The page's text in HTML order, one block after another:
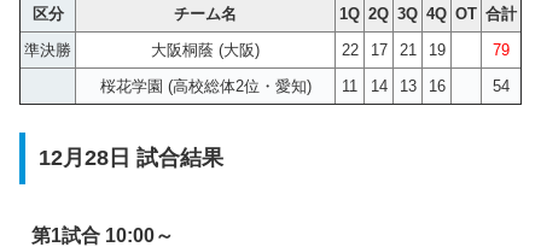
区分 チーム名 1Q 2Q 3Q 4Q OT 合計
準決勝
大阪桐蔭 (大阪) 22 17 21 19
79
桜花学園 (高校総体2位・愛知)
11 14 13 16 54
12月28日 試合結果
第1試合 10:00～